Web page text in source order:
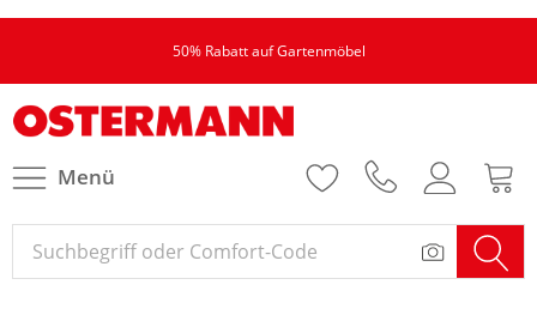
50% Rabatt auf Gartenmöbel
Menü